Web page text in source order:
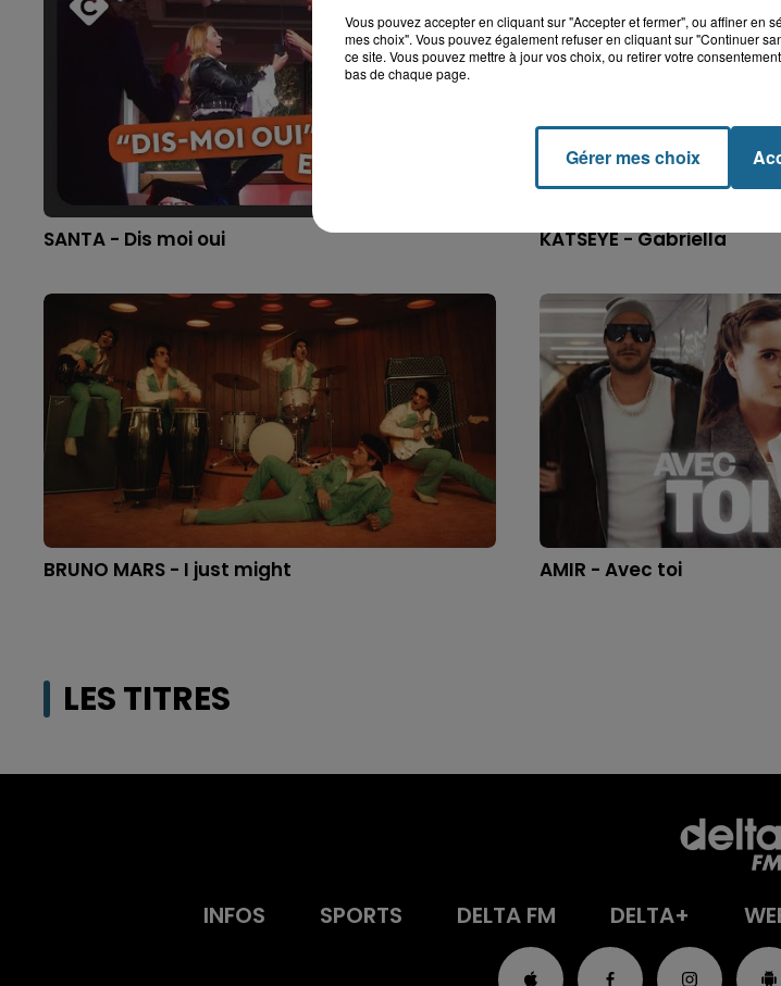
SANTA - Dis moi oui KATSEYE - Gabriella
BRUNO MARS - I just might AMIR - Avec toi
LES TITRES
INFOS SPORTS DELTA FM DELTA+
Vous pouvez accepter en cliquant sur "Accepter et fermer", ou affiner en
mes choix". Vous pouvez également refuser en cliquant sur "Continuer
ce site. Vous pouvez mettre à jour vos choix, ou retirer votre
bas de chaque page.
Gérer mes choix